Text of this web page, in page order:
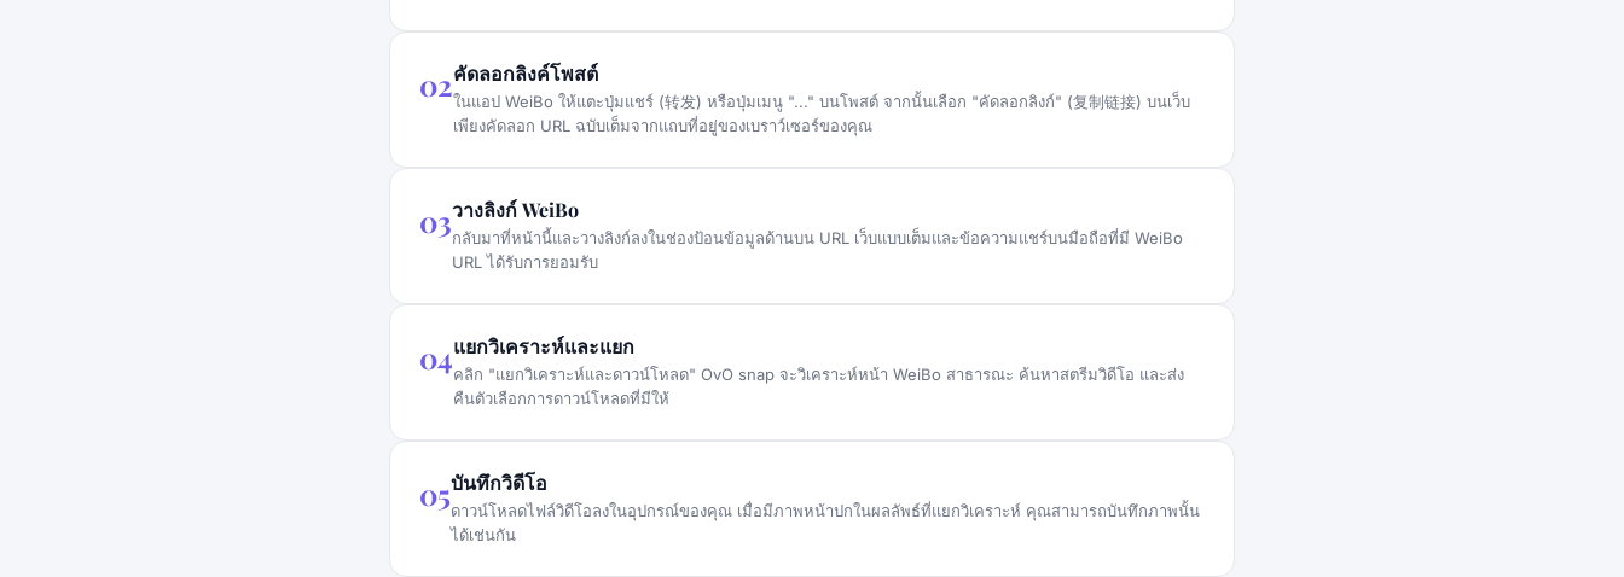
02คัดลอกลิงค์โพสต์
ในแอป WeiBo ให้แตะปุ่มแชร์ (转发) หรือปุ่มเมนู "..." บนโพสต์ จากนั้นเลือก "คัดลอกลิงก์" (复制链接) บนเว็บ
เพียงคัดลอก URL ฉบับเต็มจากแถบที่อยู่ของเบราว์เซอร์ของคุณ
03วางลิงก์ WeiBo
กลับมาที่หน้านี้และวางลิงก์ลงในช่องป้อนข้อมูลด้านบน URL เว็บแบบเต็มและข้อความแชร์บนมือถือที่มี WeiBo
URL ได้รับการยอมรับ
04แยกวิเคราะห์และแยก
คลิก "แยกวิเคราะห์และดาวน์โหลด" OvO snap จะวิเคราะห์หน้า WeiBo สาธารณะ ค้นหาสตรีมวิดีโอ และส่ง
คืนตัวเลือกการดาวน์โหลดที่มีให้
05บันทึกวิดีโอ
ดาวน์โหลดไฟล์วิดีโอลงในอุปกรณ์ของคุณ เมื่อมีภาพหน้าปกในผลลัพธ์ที่แยกวิเคราะห์ คุณสามารถบันทึกภาพนั้น
ได้เช่นกัน